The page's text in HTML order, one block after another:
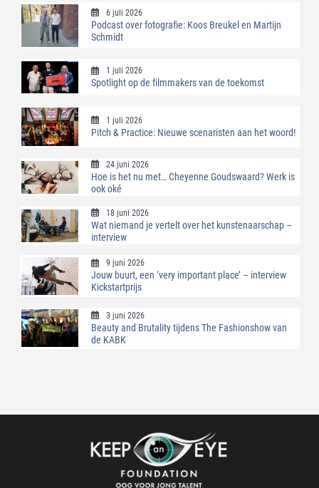
6 juli 2026
Podcast over fotografie: Koos Breukel en Martijn
Schmidt
1 juli 2026
Spotlight op de filmmakers van de toekomst
1 juli 2026
Pitch & Practice: Nieuwe scenaristen aan het woord!
24 juni 2026
Hoe is het nu met… Cheyenne Goudswaard? Werk is
ook oké
18 juni 2026
Wat niemand je vertelt over het kunstenaarschap –
interview
9 juni 2026
Jouw buurt, een ‘very important place’ – interview
Kickstartprijs
3 juni 2026
Beauty and Brutality tijdens The Fashionshow van
de KABK